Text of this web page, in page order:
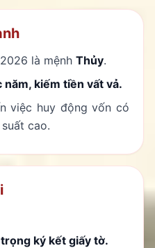
là mệnh Thủy.
năm, kiếm tiền vất vả.
việc huy động vốn có
cao.
ký kết giấy tờ.